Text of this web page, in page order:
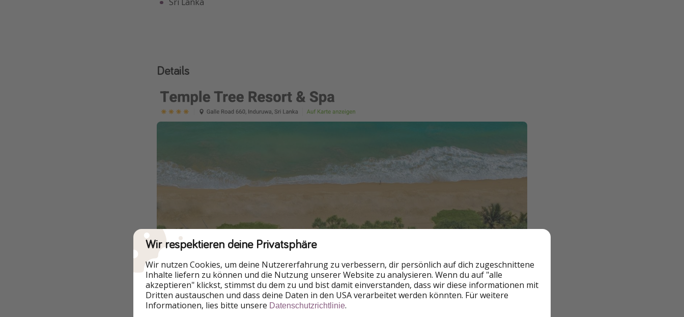
Details
Wir respektieren deine Privatsphäre
Wir nutzen Cookies, um deine Nutzererfahrung zu verbessern, dir persönlich auf dich zugeschnittene
Inhalte liefern zu können und die Nutzung unserer Website zu analysieren. Wenn du auf "alle
akzeptieren" klickst, stimmst du dem zu und bist damit einverstanden, dass wir diese informationen mit
Dritten austauschen und dass deine Daten in den USA verarbeitet werden könnten. Für weitere
Informationen, lies bitte unsere Datenschutzrichtlinie.